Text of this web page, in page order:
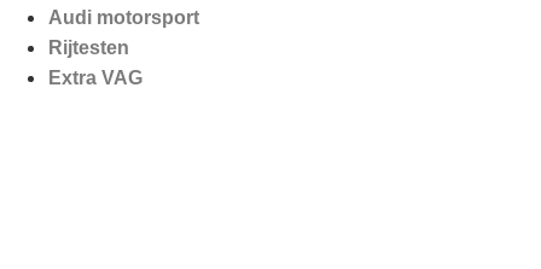
Audi motorsport
Rijtesten
Extra VAG